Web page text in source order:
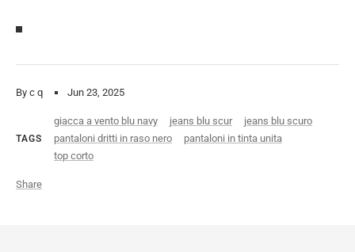
By c q Jun 23, 2025
TAGS
giacca a vento blu navy jeans blu scur
jeans blu scuro
pantaloni dritti in raso nero
pantaloni in tinta unita
top corto
Share